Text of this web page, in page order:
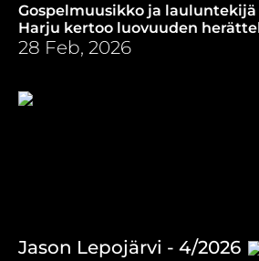
Gospelmuusikko ja lauluntekijä
Harju kertoo luovuuden
mikä on muusikon ultimate
28 Feb, 2026
Jason Lepojärvi - 4/2026